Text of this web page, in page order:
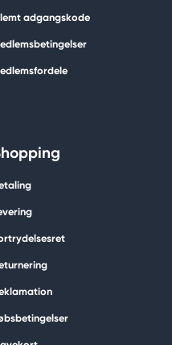
adgangskode